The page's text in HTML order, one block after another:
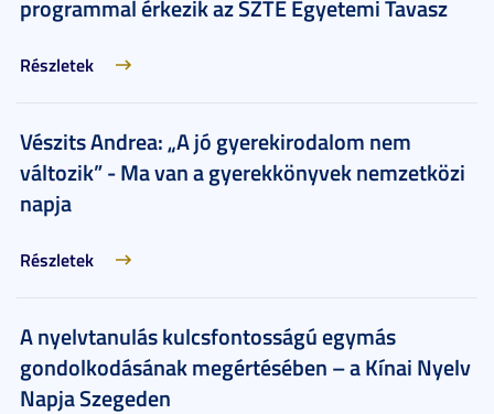
programmal érkezik az SZTE Egyetemi Tavasz
Részletek
Vészits Andrea: „A jó gyerekirodalom nem
változik” - Ma van a gyerekkönyvek nemzetközi
napja
Részletek
A nyelvtanulás kulcsfontosságú egymás
gondolkodásának megértésében – a Kínai Nyelv
Napja Szegeden